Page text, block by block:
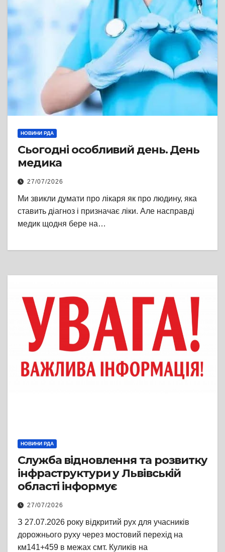
НОВИНИ РДА
Сьогодні особливий день. День
медика
27/07/2026
Ми звикли думати про лікаря як про людину, яка
ставить діагноз і призначає ліки. Але насправді
медик щодня бере на…
НОВИНИ РДА
Служба відновлення та розвитку
інфраструктури у Львівській
області інформує
27/07/2026
З 27.07.2026 року відкритий рух для учасників
дорожнього руху через мостовий перехід на
км141+459 в межах смт. Куликів на